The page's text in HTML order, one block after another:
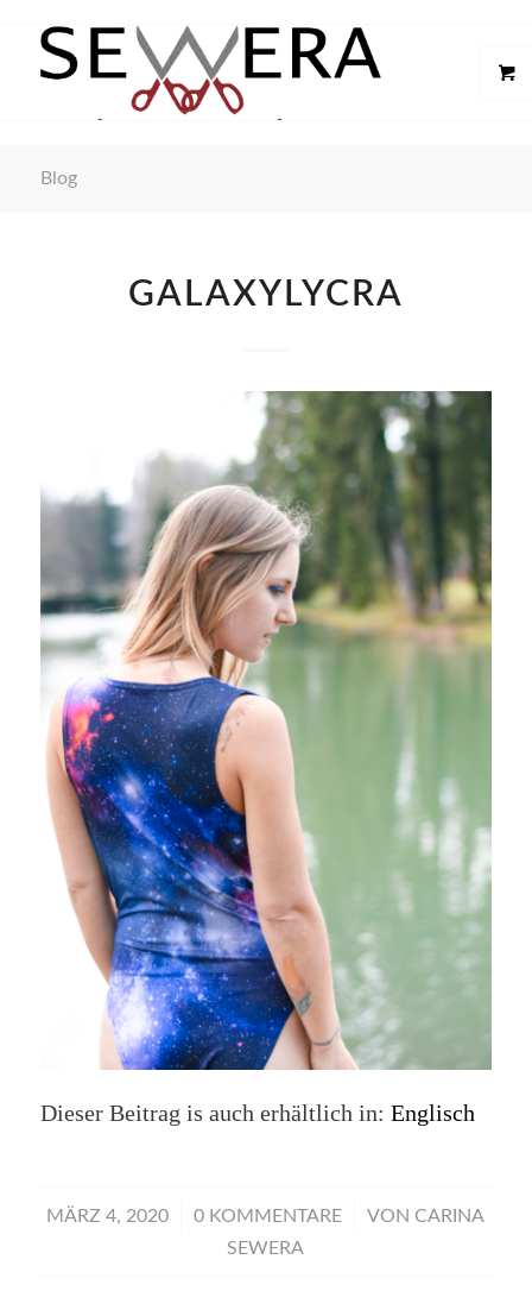
Blog
GALAXYLYCRA
Dieser Beitrag is auch erhältlich in: Englisch
MÄRZ 4, 2020
/ 0 KOMMENTARE
/ VON CARINA
SEWERA